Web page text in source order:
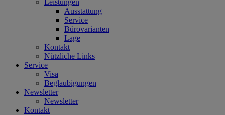
Leistungen
Ausstattung
Service
Bürovarianten
Lage
Kontakt
Nützliche Links
Service
Visa
Beglaubigungen
Newsletter
Newsletter
Kontakt